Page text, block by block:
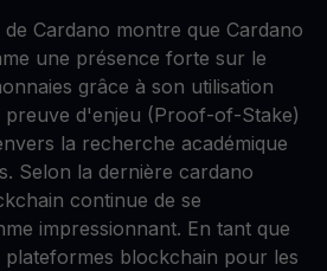
Cardano montre que Cardano
une présence forte sur le
grâce à son utilisation
preuve d'enjeu (Proof-of-Stake)
la recherche académique
Selon la dernière cardano
continue de se
impressionnant. En tant que
blockchain pour les